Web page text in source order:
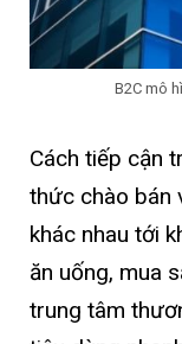
B2C mô
Cách tiếp cận
thức chào bán
khác nhau tới
ăn uống, mua
trung tâm